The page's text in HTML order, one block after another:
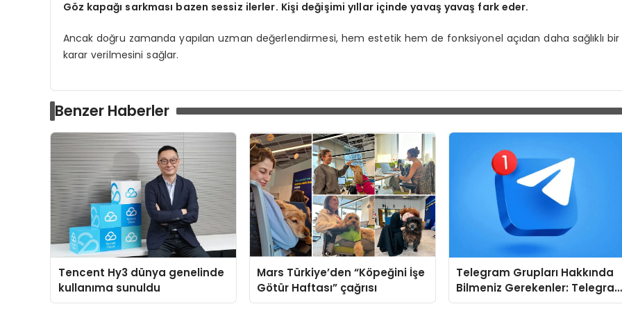
Göz kapağı sarkması bazen sessiz ilerler. Kişi değişimi yıllar içinde yavaş yavaş fark eder.
Ancak doğru zamanda yapılan uzman değerlendirmesi, hem estetik hem de fonksiyonel açıdan daha sağlıklı bir
karar verilmesini sağlar.
Benzer Haberler
Tencent Hy3 dünya genelinde
kullanıma sunuldu
Mars Türkiye’den “Köpeğini İşe
Götür Haftası” çağrısı
Telegram Grupları Hakkında
Bilmeniz Gerekenler:
Kullanırken Topluluk Seçimini